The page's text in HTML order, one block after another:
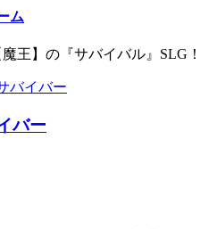
ム
王】の『サバイバル』SLG！
バー